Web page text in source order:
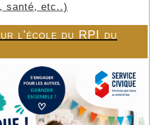
santé, etc..)
l'école du RPI du